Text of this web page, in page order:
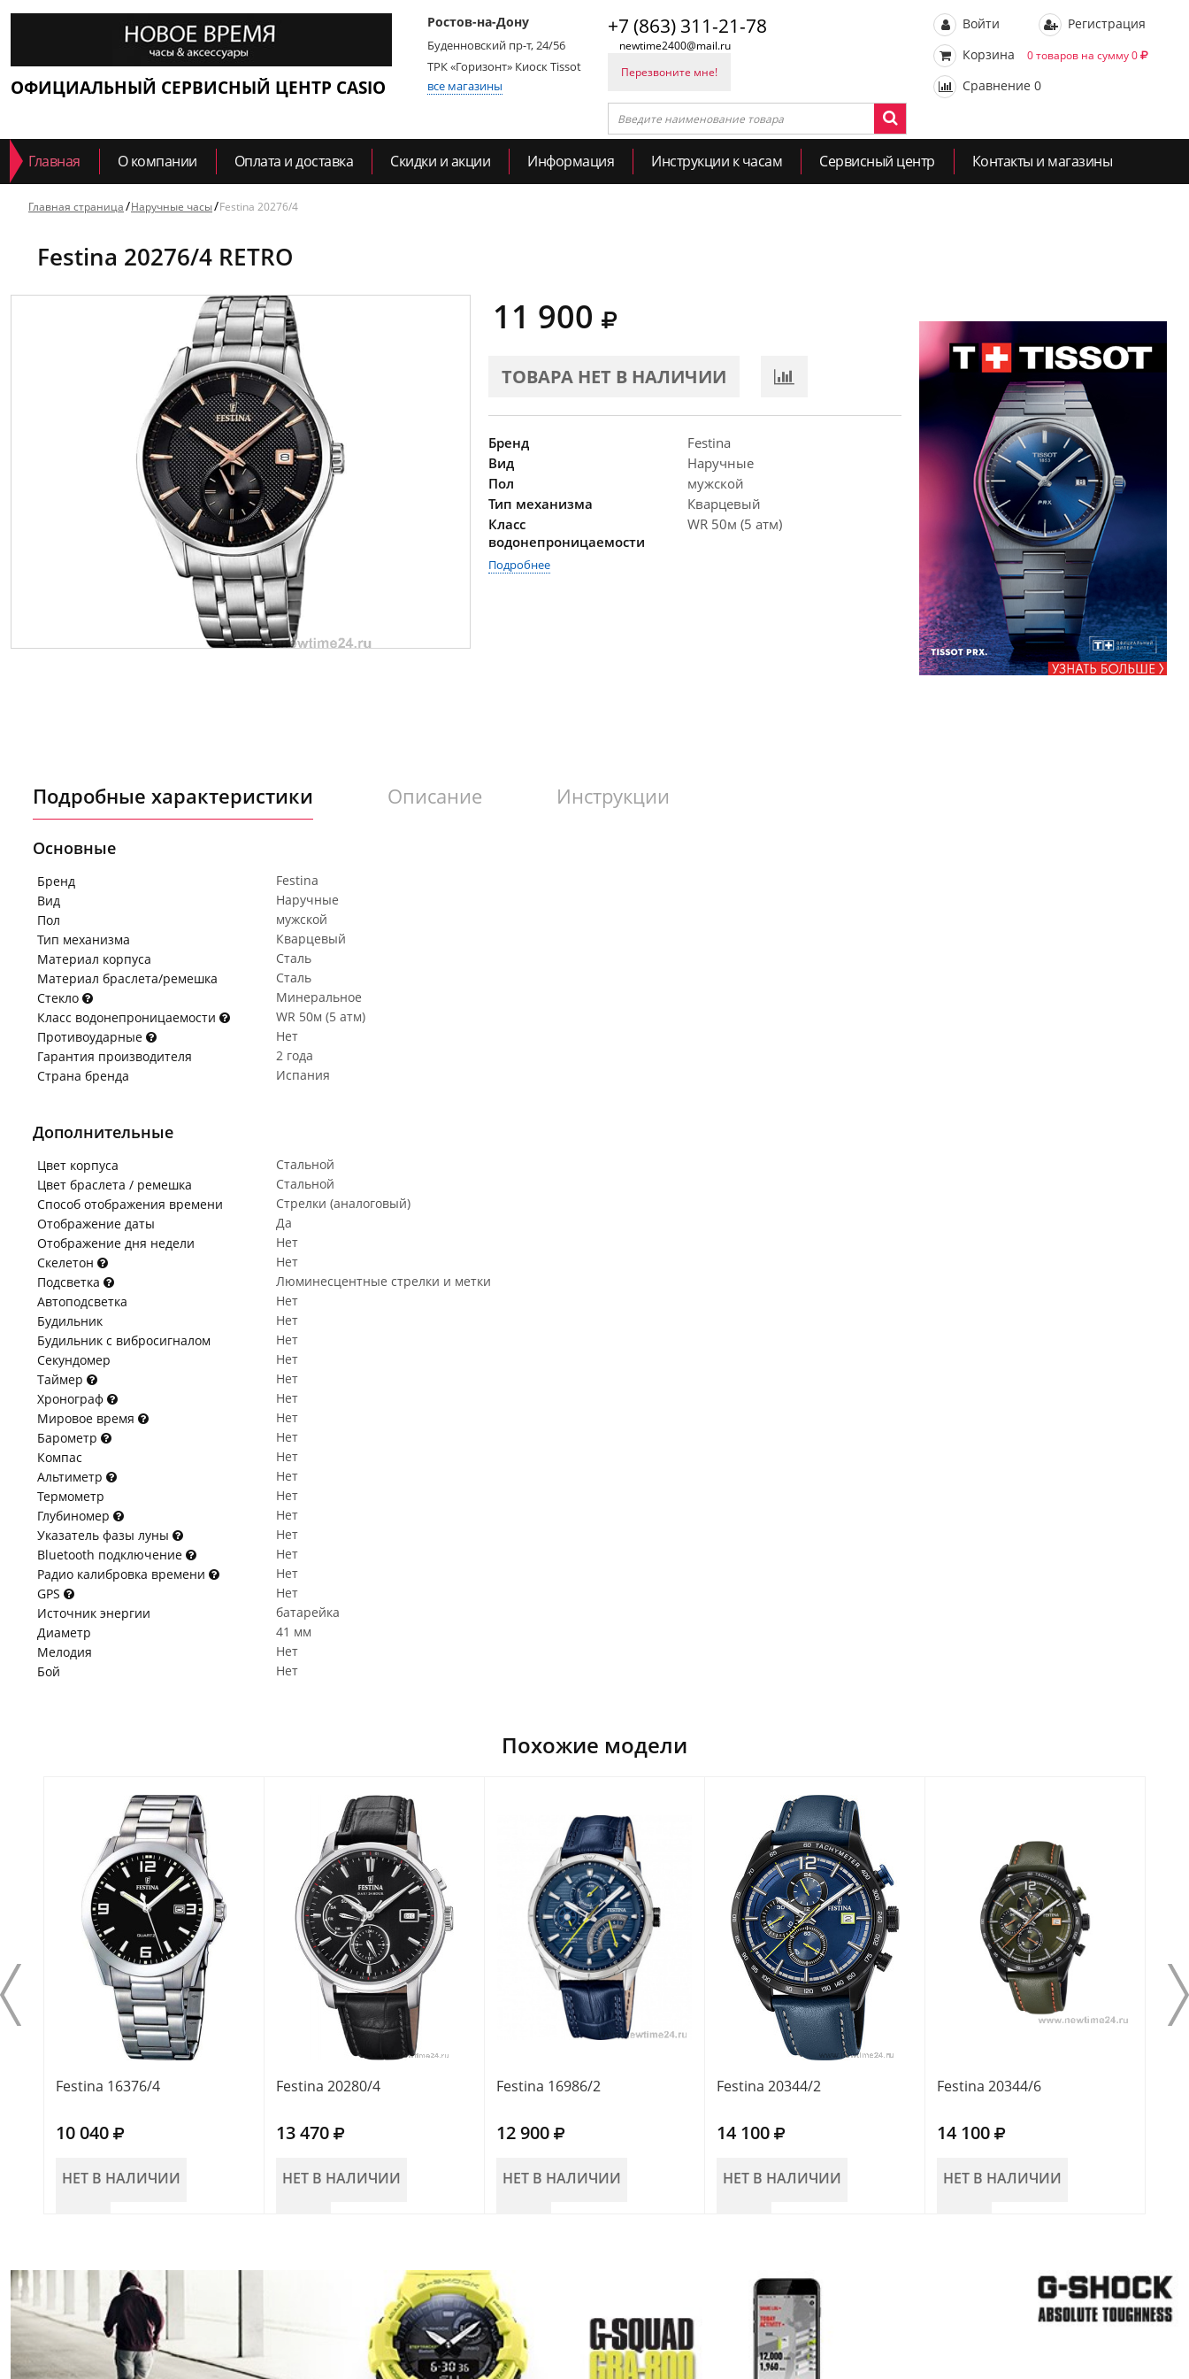
ОФИЦИАЛЬНЫЙ СЕРВИСНЫЙ ЦЕНТР CASIO
Ростов-на-Дону
Буденновский пр-т, 24/56
ТРК «Горизонт» Киоск Tissot
все магазины
+7 (863) 311-21-78
newtime2400@mail.ru
Перезвоните мне!
Войти
Регистрация
Корзина
0 товаров на сумму 0
Сравнение 0
Главная О компании Оплата и доставка Скидки и акции Информация Инструкции к часам Сервисный центр Контакты и магазины
Главная страница Наручные часы Festina 20276/4
Festina 20276/4 RETRO
11 900
ТОВАРА НЕТ В НАЛИЧИИ
Бренд
Festina
Вид
Наручные
Пол
мужской
Тип механизма
Кварцевый
Класс
водонепроницаемости
WR 50м (5 атм)
Подробнее
Подробные характеристики Описание Инструкции
Основные
Бренд
Festina
Вид
Наручные
Пол
мужской
Тип механизма
Кварцевый
Материал корпуса
Сталь
Материал браслета/ремешка
Сталь
Стекло
Минеральное
Класс водонепроницаемости
WR 50м (5 атм)
Противоударные
Нет
Гарантия производителя
2 года
Страна бренда
Испания
Дополнительные
Цвет корпуса
Стальной
Цвет браслета / ремешка
Стальной
Способ отображения времени
Стрелки (аналоговый)
Отображение даты
Да
Отображение дня недели
Нет
Скелетон
Нет
Подсветка
Люминесцентные стрелки и метки
Автоподсветка
Нет
Будильник
Нет
Будильник с вибросигналом
Нет
Секундомер
Нет
Таймер
Нет
Хронограф
Нет
Мировое время
Нет
Барометр
Нет
Компас
Нет
Альтиметр
Нет
Термометр
Нет
Глубиномер
Нет
Указатель фазы луны
Нет
Bluetooth подключение
Нет
Радио калибровка времени
Нет
GPS
Нет
Источник энергии
батарейка
Диаметр
41 мм
Мелодия
Нет
Бой
Нет
Похожие модели
Festina 16376/4
10 040
НЕТ В НАЛИЧИИ
Festina 20280/4
13 470
НЕТ В НАЛИЧИИ
Festina 16986/2
12 900
НЕТ В НАЛИЧИИ
Festina 20344/2
14 100
НЕТ В НАЛИЧИИ
Festina 20344/6
14 100
НЕТ В НАЛИЧИИ